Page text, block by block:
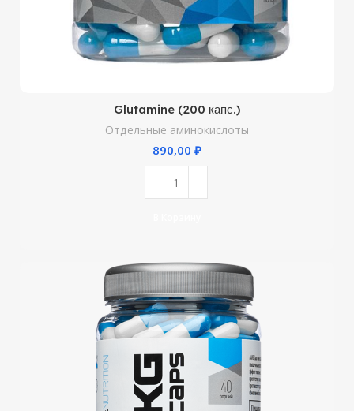
Glutamine (200 капс.)
Отдельные аминокислоты
₽